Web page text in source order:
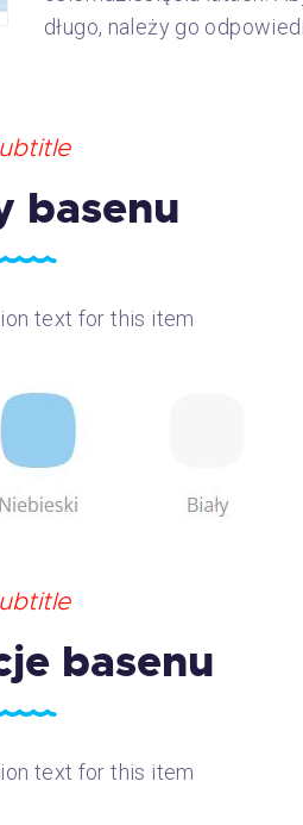
długo, należy go
basenu
text for this item
basenu
text for this item